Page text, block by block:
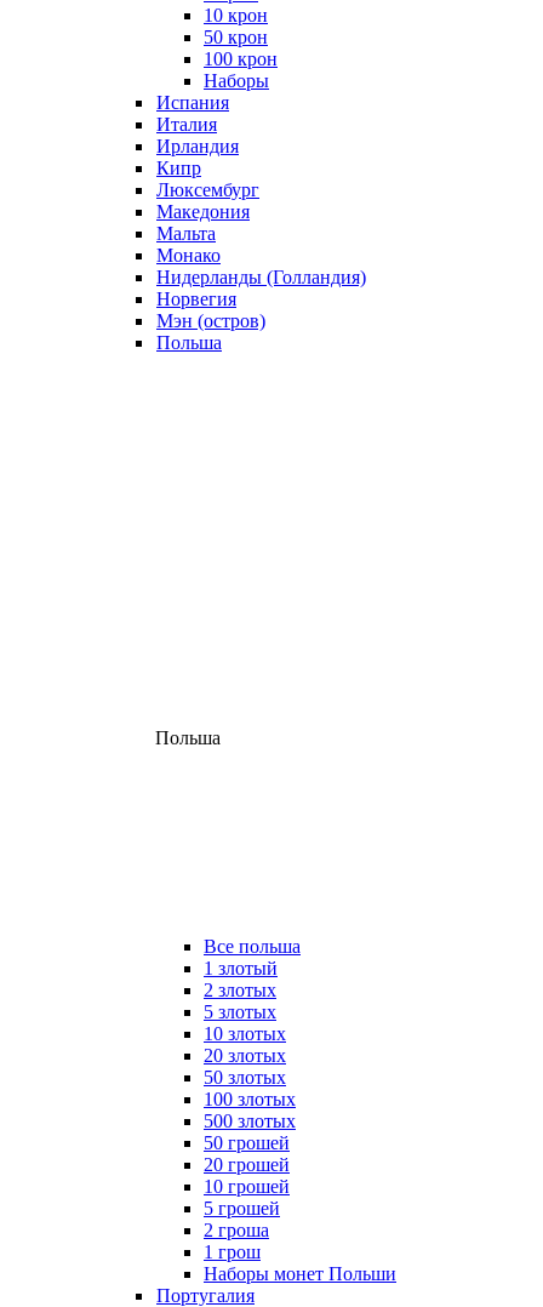
10 крон
50 крон
100 крон
Наборы
Испания
Италия
Ирландия
Кипр
Люксембург
Македония
Мальта
Монако
Нидерланды (Голландия)
Норвегия
Мэн (остров)
Польша
Польша
Все польша
1 злотый
2 злотых
5 злотых
10 злотых
20 злотых
50 злотых
100 злотых
500 злотых
50 грошей
20 грошей
10 грошей
5 грошей
2 гроша
1 грош
Наборы монет Польши
Португалия